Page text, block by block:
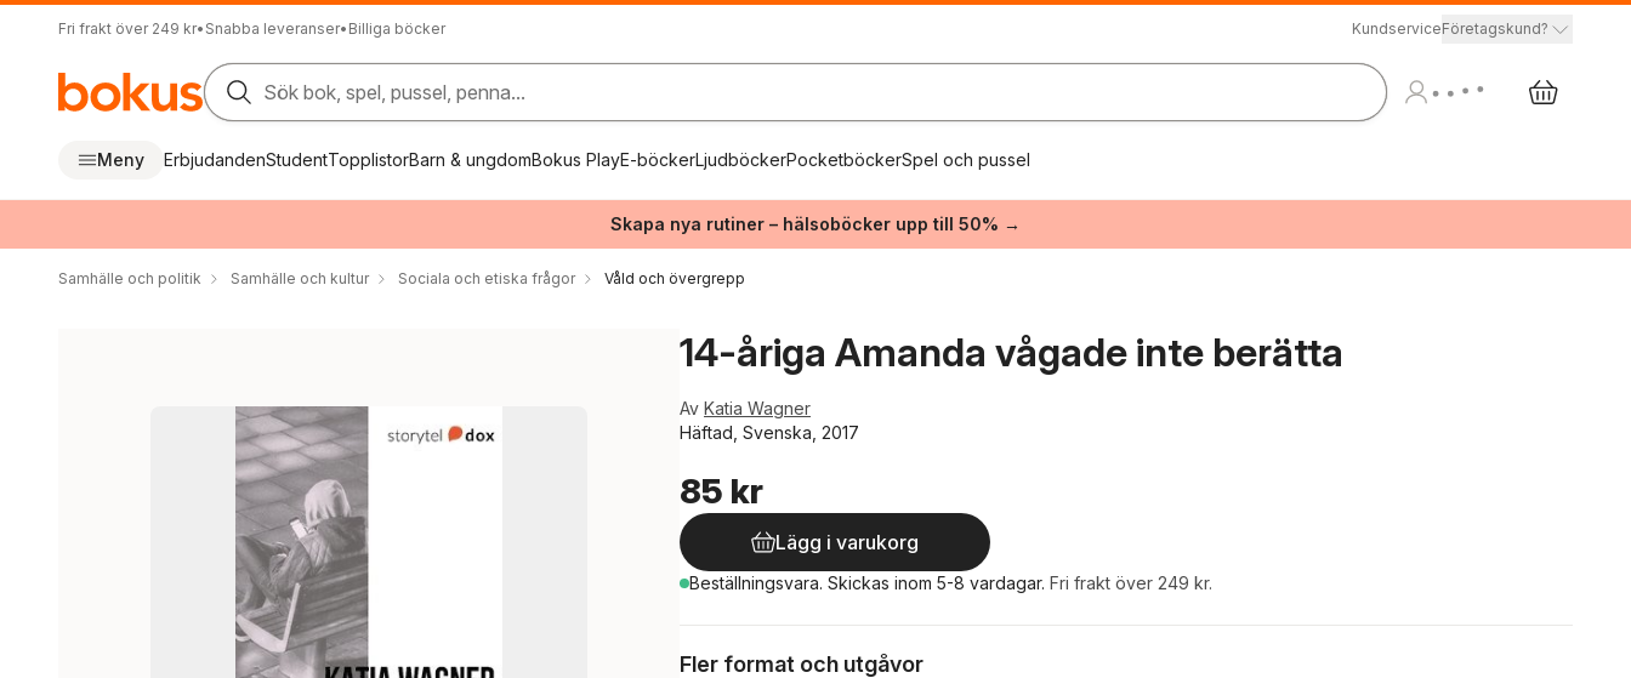
Fri frakt över 249 kr• Snabba leveranser• Billiga böcker KundserviceFöretagskund?
Sök bok, spel, pussel, penna...
Meny ErbjudandenStudentTopplistorBarn & ungdomBokus PlayE-böckerLjudböckerPocketböckerSpel och pussel
Skapa nya rutiner – hälsoböcker upp till 50% →
Samhälle och politik Samhälle och kultur Sociala och etiska frågor Våld och övergrepp
14-åriga Amanda vågade inte berätta
Av Katia Wagner
Häftad, Svenska, 2017
85 kr
Lägg i varukorg
Beställningsvara. Skickas inom 5-8 vardagar. Fri frakt över 249 kr.
Fler format och utgåvor